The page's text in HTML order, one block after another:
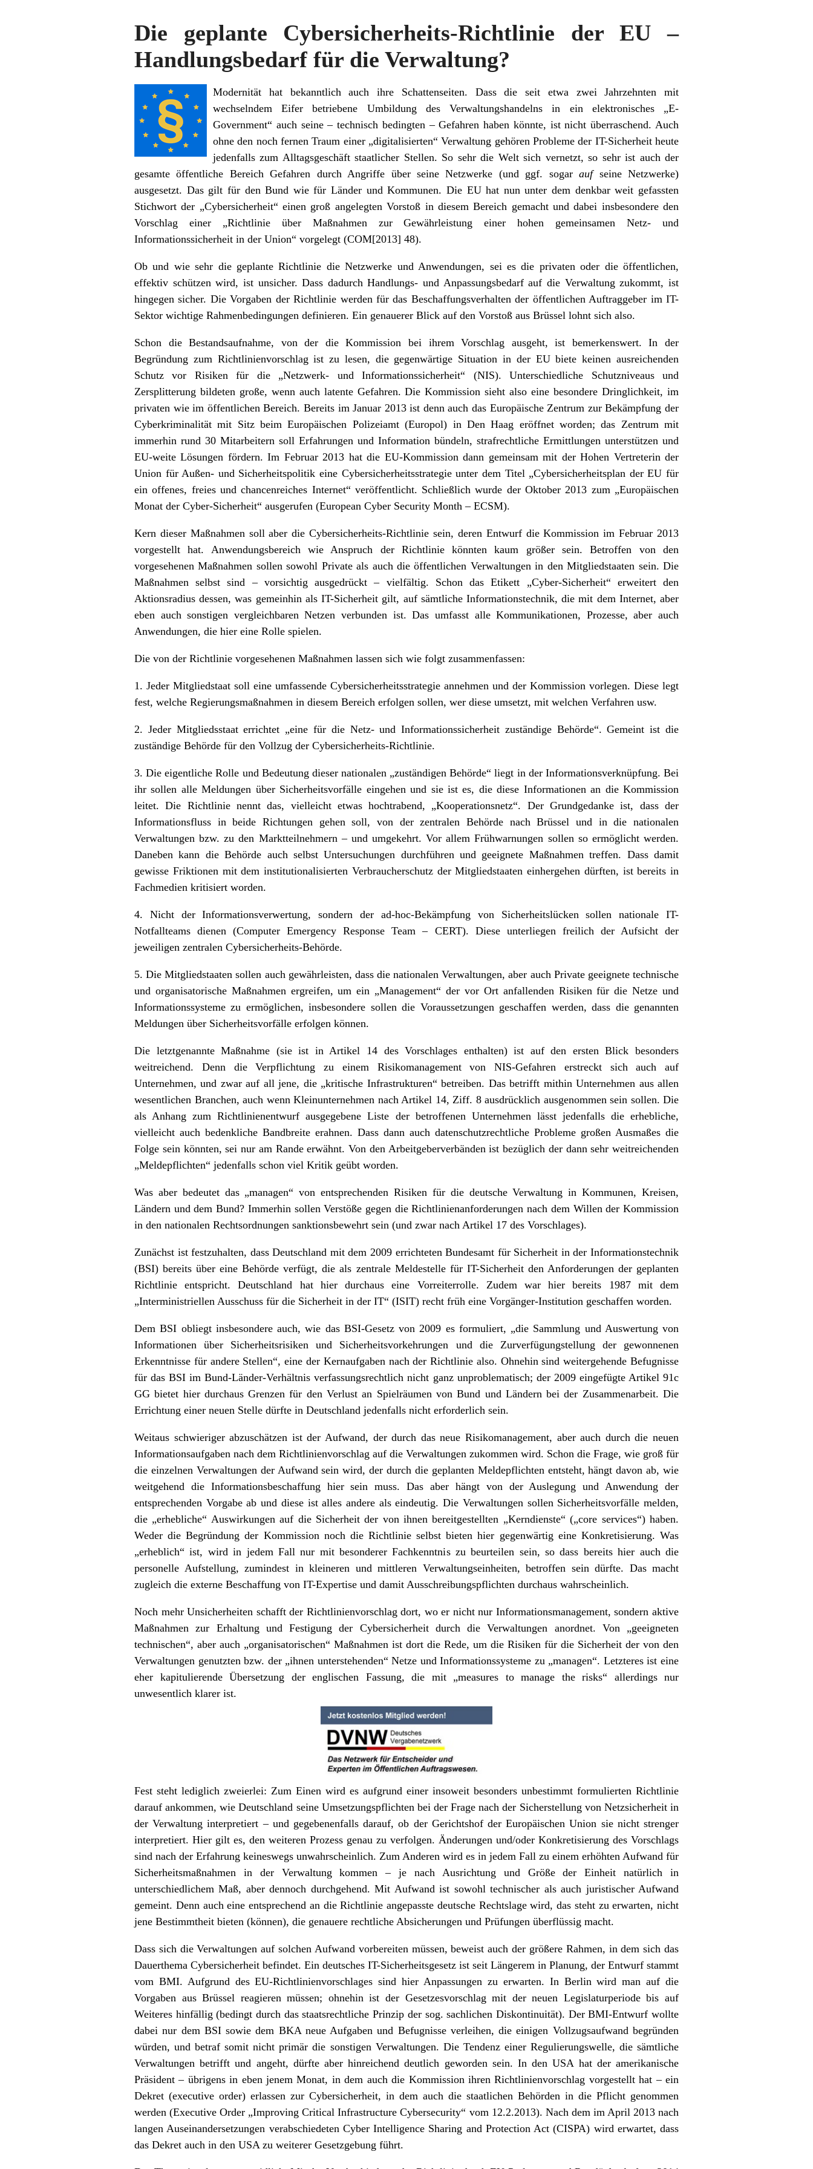
Die geplante Cybersicherheits-Richtlinie der EU –
Handlungsbedarf für die Verwaltung?
Modernität hat bekanntlich auch ihre Schattenseiten. Dass die seit etwa zwei Jahrzehnten mit
wechselndem Eifer betriebene Umbildung des Verwaltungshandelns in ein elektronisches „E-
Government“ auch seine – technisch bedingten – Gefahren haben könnte, ist nicht überraschend. Auch
ohne den noch fernen Traum einer „digitalisierten“ Verwaltung gehören Probleme der IT-Sicherheit heute
jedenfalls zum Alltagsgeschäft staatlicher Stellen. So sehr die Welt sich vernetzt, so sehr ist auch der
gesamte öffentliche Bereich Gefahren durch Angriffe über seine Netzwerke (und ggf. sogaraufseine Netzwerke)
ausgesetzt. Das gilt für den Bund wie für Länder und Kommunen. Die EU hat nun unter dem denkbar weit gefassten
Stichwort der „Cybersicherheit“ einen groß angelegten Vorstoß in diesem Bereich gemacht und dabei insbesondere den
Vorschlag einer „Richtlinie über Maßnahmen zur Gewährleistung einer hohen gemeinsamen Netz- und
Informationssicherheit in der Union“ vorgelegt (COM[2013] 48).
Ob und wie sehr die geplante Richtlinie die Netzwerke und Anwendungen, sei es die privaten oder die öffentlichen,
effektiv schützen wird, ist unsicher. Dass dadurch Handlungs- und Anpassungsbedarf auf die Verwaltung zukommt, ist
hingegen sicher. Die Vorgaben der Richtlinie werden für das Beschaffungsverhalten der öffentlichen Auftraggeber im IT-
Sektor wichtige Rahmenbedingungen definieren. Ein genauerer Blick auf den Vorstoß aus Brüssel lohnt sich also.
Schon die Bestandsaufnahme, von der die Kommission bei ihrem Vorschlag ausgeht, ist bemerkenswert. In der
Begründung zum Richtlinienvorschlag ist zu lesen, die gegenwärtige Situation in der EU biete keinen ausreichenden
Schutz vor Risiken für die „Netzwerk- und Informationssicherheit“ (NIS). Unterschiedliche Schutzniveaus und
Zersplitterung bildeten große, wenn auch latente Gefahren. Die Kommission sieht also eine besondere Dringlichkeit, im
privaten wie im öffentlichen Bereich. Bereits im Januar 2013 ist denn auch das Europäische Zentrum zur Bekämpfung der
Cyberkriminalität mit Sitz beim Europäischen Polizeiamt (Europol) in Den Haag eröffnet worden; das Zentrum mit
immerhin rund 30 Mitarbeitern soll Erfahrungen und Information bündeln, strafrechtliche Ermittlungen unterstützen und
EU-weite Lösungen fördern. Im Februar 2013 hat die EU-Kommission dann gemeinsam mit der Hohen Vertreterin der
Union für Außen- und Sicherheitspolitik eine Cybersicherheitsstrategie unter dem Titel „Cybersicherheitsplan der EU für
ein offenes, freies und chancenreiches Internet“ veröffentlicht. Schließlich wurde der Oktober 2013 zum „Europäischen
Monat der Cyber-Sicherheit“ ausgerufen (European Cyber Security Month – ECSM).
Kern dieser Maßnahmen soll aber die Cybersicherheits-Richtlinie sein, deren Entwurf die Kommission im Februar 2013
vorgestellt hat. Anwendungsbereich wie Anspruch der Richtlinie könnten kaum größer sein. Betroffen von den
vorgesehenen Maßnahmen sollen sowohl Private als auch die öffentlichen Verwaltungen in den Mitgliedstaaten sein. Die
Maßnahmen selbst sind – vorsichtig ausgedrückt – vielfältig. Schon das Etikett „Cyber-Sicherheit“ erweitert den
Aktionsradius dessen, was gemeinhin als IT-Sicherheit gilt, auf sämtliche Informationstechnik, die mit dem Internet, aber
eben auch sonstigen vergleichbaren Netzen verbunden ist. Das umfasst alle Kommunikationen, Prozesse, aber auch
Anwendungen, die hier eine Rolle spielen.
Die von der Richtlinie vorgesehenen Maßnahmen lassen sich wie folgt zusammenfassen:
1. Jeder Mitgliedstaat soll eine umfassende Cybersicherheitsstrategie annehmen und der Kommission vorlegen. Diese legt
fest, welche Regierungsmaßnahmen in diesem Bereich erfolgen sollen, wer diese umsetzt, mit welchen Verfahren usw.
2. Jeder Mitgliedsstaat errichtet „eine für die Netz- und Informationssicherheit zuständige Behörde“. Gemeint ist die
zuständige Behörde für den Vollzug der Cybersicherheits-Richtlinie.
3. Die eigentliche Rolle und Bedeutung dieser nationalen „zuständigen Behörde“ liegt in der Informationsverknüpfung. Bei
ihr sollen alle Meldungen über Sicherheitsvorfälle eingehen und sie ist es, die diese Informationen an die Kommission
leitet. Die Richtlinie nennt das, vielleicht etwas hochtrabend, „Kooperationsnetz“. Der Grundgedanke ist, dass der
Informationsfluss in beide Richtungen gehen soll, von der zentralen Behörde nach Brüssel und in die nationalen
Verwaltungen bzw. zu den Marktteilnehmern – und umgekehrt. Vor allem Frühwarnungen sollen so ermöglicht werden.
Daneben kann die Behörde auch selbst Untersuchungen durchführen und geeignete Maßnahmen treffen. Dass damit
gewisse Friktionen mit dem institutionalisierten Verbraucherschutz der Mitgliedstaaten einhergehen dürften, ist bereits in
Fachmedien kritisiert worden.
4. Nicht der Informationsverwertung, sondern der ad-hoc-Bekämpfung von Sicherheitslücken sollen nationale IT-
Notfallteams dienen (Computer Emergency Response Team – CERT). Diese unterliegen freilich der Aufsicht der
jeweiligen zentralen Cybersicherheits-Behörde.
5. Die Mitgliedstaaten sollen auch gewährleisten, dass die nationalen Verwaltungen, aber auch Private geeignete technische
und organisatorische Maßnahmen ergreifen, um ein „Management“ der vor Ort anfallenden Risiken für die Netze und
Informationssysteme zu ermöglichen, insbesondere sollen die Voraussetzungen geschaffen werden, dass die genannten
Meldungen über Sicherheitsvorfälle erfolgen können.
Die letztgenannte Maßnahme (sie ist in Artikel 14 des Vorschlages enthalten) ist auf den ersten Blick besonders
weitreichend. Denn die Verpflichtung zu einem Risikomanagement von NIS-Gefahren erstreckt sich auch auf
Unternehmen, und zwar auf all jene, die „kritische Infrastrukturen“ betreiben. Das betrifft mithin Unternehmen aus allen
wesentlichen Branchen, auch wenn Kleinunternehmen nach Artikel 14, Ziff. 8 ausdrücklich ausgenommen sein sollen. Die
als Anhang zum Richtlinienentwurf ausgegebene Liste der betroffenen Unternehmen lässt jedenfalls die erhebliche,
vielleicht auch bedenkliche Bandbreite erahnen. Dass dann auch datenschutzrechtliche Probleme großen Ausmaßes die
Folge sein könnten, sei nur am Rande erwähnt. Von den Arbeitgeberverbänden ist bezüglich der dann sehr weitreichenden
„Meldepflichten“ jedenfalls schon viel Kritik geübt worden.
Was aber bedeutet das „managen“ von entsprechenden Risiken für die deutsche Verwaltung in Kommunen, Kreisen,
Ländern und dem Bund? Immerhin sollen Verstöße gegen die Richtlinienanforderungen nach dem Willen der Kommission
in den nationalen Rechtsordnungen sanktionsbewehrt sein (und zwar nach Artikel 17 des Vorschlages).
Zunächst ist festzuhalten, dass Deutschland mit dem 2009 errichteten Bundesamt für Sicherheit in der Informationstechnik
(BSI) bereits über eine Behörde verfügt, die als zentrale Meldestelle für IT-Sicherheit den Anforderungen der geplanten
Richtlinie entspricht. Deutschland hat hier durchaus eine Vorreiterrolle. Zudem war hier bereits 1987 mit dem
„Interministriellen Ausschuss für die Sicherheit in der IT“ (ISIT) recht früh eine Vorgänger-Institution geschaffen worden.
Dem BSI obliegt insbesondere auch, wie das BSI-Gesetz von 2009 es formuliert, „die Sammlung und Auswertung von
Informationen über Sicherheitsrisiken und Sicherheitsvorkehrungen und die Zurverfügungstellung der gewonnenen
Erkenntnisse für andere Stellen“, eine der Kernaufgaben nach der Richtlinie also. Ohnehin sind weitergehende Befugnisse
für das BSI im Bund-Länder-Verhältnis verfassungsrechtlich nicht ganz unproblematisch; der 2009 eingefügte Artikel 91c
GG bietet hier durchaus Grenzen für den Verlust an Spielräumen von Bund und Ländern bei der Zusammenarbeit. Die
Errichtung einer neuen Stelle dürfte in Deutschland jedenfalls nicht erforderlich sein.
Weitaus schwieriger abzuschätzen ist der Aufwand, der durch das neue Risikomanagement, aber auch durch die neuen
Informationsaufgaben nach dem Richtlinienvorschlag auf die Verwaltungen zukommen wird. Schon die Frage, wie groß für
die einzelnen Verwaltungen der Aufwand sein wird, der durch die geplanten Meldepflichten entsteht, hängt davon ab, wie
weitgehend die Informationsbeschaffung hier sein muss. Das aber hängt von der Auslegung und Anwendung der
entsprechenden Vorgabe ab und diese ist alles andere als eindeutig. Die Verwaltungen sollen Sicherheitsvorfälle melden,
die „erhebliche“ Auswirkungen auf die Sicherheit der von ihnen bereitgestellten „Kerndienste“ („core services“) haben.
Weder die Begründung der Kommission noch die Richtlinie selbst bieten hier gegenwärtig eine Konkretisierung. Was
„erheblich“ ist, wird in jedem Fall nur mit besonderer Fachkenntnis zu beurteilen sein, so dass bereits hier auch die
personelle Aufstellung, zumindest in kleineren und mittleren Verwaltungseinheiten, betroffen sein dürfte. Das macht
zugleich die externe Beschaffung von IT-Expertise und damit Ausschreibungspflichten durchaus wahrscheinlich.
Noch mehr Unsicherheiten schafft der Richtlinienvorschlag dort, wo er nicht nur Informationsmanagement, sondern aktive
Maßnahmen zur Erhaltung und Festigung der Cybersicherheit durch die Verwaltungen anordnet. Von „geeigneten
technischen“, aber auch „organisatorischen“ Maßnahmen ist dort die Rede, um die Risiken für die Sicherheit der von den
Verwaltungen genutzten bzw. der „ihnen unterstehenden“ Netze und Informationssysteme zu „managen“. Letzteres ist eine
eher kapitulierende Übersetzung der englischen Fassung, die mit „measures to manage the risks“ allerdings nur
unwesentlich klarer ist.
Fest steht lediglich zweierlei: Zum Einen wird es aufgrund einer insoweit besonders unbestimmt formulierten Richtlinie
darauf ankommen, wie Deutschland seine Umsetzungspflichten bei der Frage nach der Sicherstellung von Netzsicherheit in
der Verwaltung interpretiert – und gegebenenfalls darauf, ob der Gerichtshof der Europäischen Union sie nicht strenger
interpretiert. Hier gilt es, den weiteren Prozess genau zu verfolgen. Änderungen und/oder Konkretisierung des Vorschlags
sind nach der Erfahrung keineswegs unwahrscheinlich. Zum Anderen wird es in jedem Fall zu einem erhöhten Aufwand für
Sicherheitsmaßnahmen in der Verwaltung kommen – je nach Ausrichtung und Größe der Einheit natürlich in
unterschiedlichem Maß, aber dennoch durchgehend. Mit Aufwand ist sowohl technischer als auch juristischer Aufwand
gemeint. Denn auch eine entsprechend an die Richtlinie angepasste deutsche Rechtslage wird, das steht zu erwarten, nicht
jene Bestimmtheit bieten (können), die genauere rechtliche Absicherungen und Prüfungen überflüssig macht.
Dass sich die Verwaltungen auf solchen Aufwand vorbereiten müssen, beweist auch der größere Rahmen, in dem sich das
Dauerthema Cybersicherheit befindet. Ein deutsches IT-Sicherheitsgesetz ist seit Längerem in Planung, der Entwurf stammt
vom BMI. Aufgrund des EU-Richtlinienvorschlages sind hier Anpassungen zu erwarten. In Berlin wird man auf die
Vorgaben aus Brüssel reagieren müssen; ohnehin ist der Gesetzesvorschlag mit der neuen Legislaturperiode bis auf
Weiteres hinfällig (bedingt durch das staatsrechtliche Prinzip der sog. sachlichen Diskontinuität). Der BMI-Entwurf wollte
dabei nur dem BSI sowie dem BKA neue Aufgaben und Befugnisse verleihen, die einigen Vollzugsaufwand begründen
würden, und betraf somit nicht primär die sonstigen Verwaltungen. Die Tendenz einer Regulierungswelle, die sämtliche
Verwaltungen betrifft und angeht, dürfte aber hinreichend deutlich geworden sein. In den USA hat der amerikanische
Präsident – übrigens in eben jenem Monat, in dem auch die Kommission ihren Richtlinienvorschlag vorgestellt hat – ein
Dekret (executive order) erlassen zur Cybersicherheit, in dem auch die staatlichen Behörden in die Pflicht genommen
werden (Executive Order „Improving Critical Infrastructure Cybersecurity“ vom 12.2.2013). Nach dem im April 2013 nach
langen Auseinandersetzungen verabschiedeten Cyber Intelligence Sharing and Protection Act (CISPA) wird erwartet, dass
das Dekret auch in den USA zu weiterer Gesetzgebung führt.